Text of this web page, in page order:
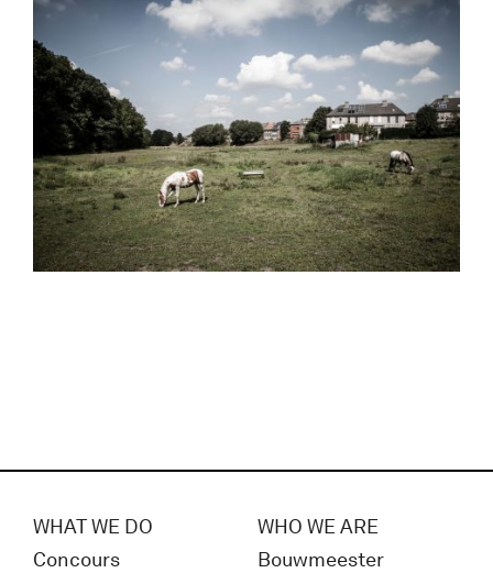
WHAT WE DO
Concours
WHO WE ARE
Bouwmeester